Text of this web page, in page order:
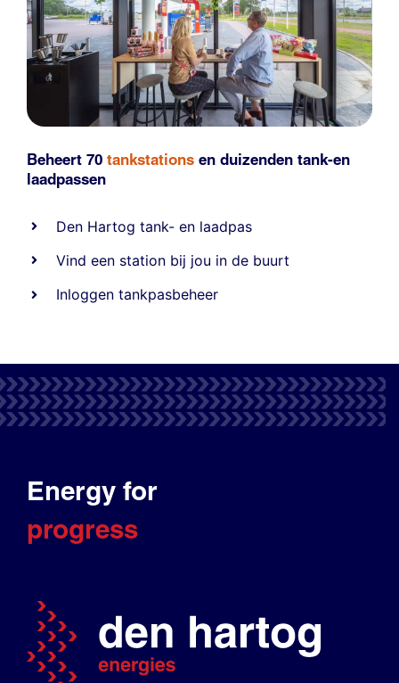
Beheert 70 tankstations en duizenden tank-en
laadpassen
Den Hartog tank- en laadpas
Vind een station bij jou in de buurt
Inloggen tankpasbeheer
Energy for
progress